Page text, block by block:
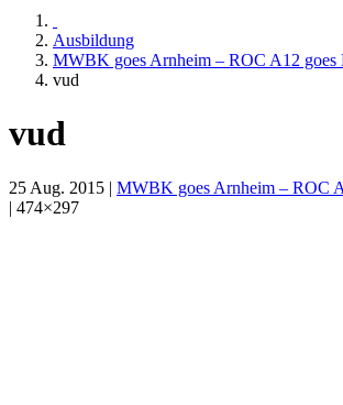
Ausbildung
MWBK goes Arnheim – ROC A12 goes
vud
vud
25 Aug. 2015 | MWBK goes Arnheim – ROC
| 474×297